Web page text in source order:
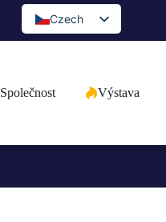
Czech
English
Portuguese
Společnost Výstava